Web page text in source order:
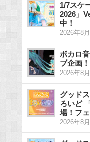
1/7スケ
2026」
中！
2026年8
ボカロ
ブ企画！
2026年8
グッド
ろいど
場！フ
2026年8